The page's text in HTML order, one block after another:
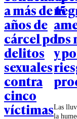
a más de 15
años de
cárcel por
delitos
sexuales
contra
cinco
víctimas
los
y
Las
la